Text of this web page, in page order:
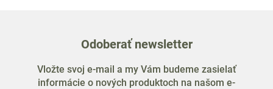
Odoberať newsletter
Vložte svoj e-mail a my Vám budeme zasielať
informácie o nových produktoch na našom e-